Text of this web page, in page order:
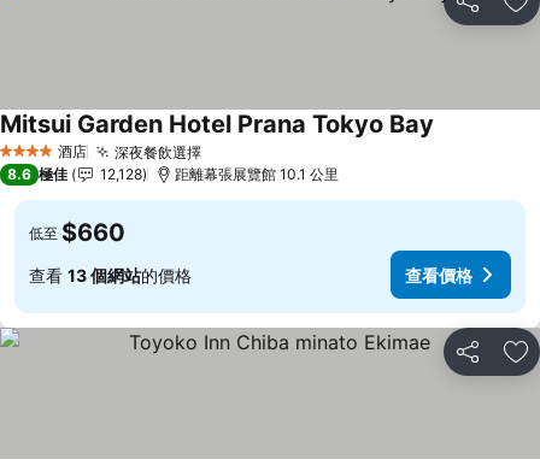
分享 放
4 星級 酒店 深夜餐飲選擇
Mitsui Garden Hotel Prana Tokyo Bay
8.6 極佳 12,128 距離幕張展覽館 10.1 公里
低至 $660
查看 13 個網站的價格 查看價格
分享 放